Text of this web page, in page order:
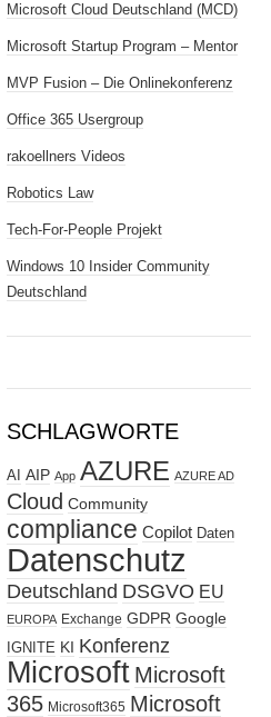
Microsoft Cloud Deutschland (MCD)
Microsoft Startup Program – Mentor
MVP Fusion – Die Onlinekonferenz
Office 365 Usergroup
rakoellners Videos
Robotics Law
Tech-For-People Projekt
Windows 10 Insider Community
Deutschland
SCHLAGWORTE
AI AIP App AZURE AZURE AD
Cloud Community
compliance Copilot Daten
Datenschutz
Deutschland DSGVO EU
EUROPA Exchange GDPR Google
IGNITE KI Konferenz
Microsoft Microsoft
365 Microsoft365 Microsoft